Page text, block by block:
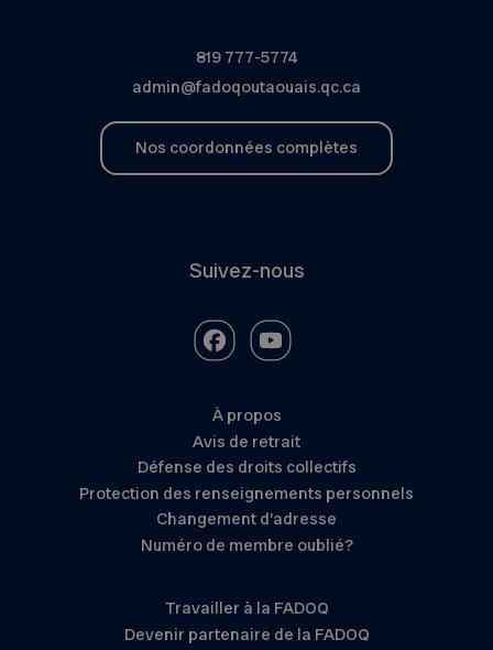
819 777-5774
admin@fadoqoutaouais.qc.ca
Nos coordonnées complètes
Suivez-nous
À propos
Avis de retrait
Défense des droits collectifs
Protection des renseignements personnels
Changement d’adresse
Numéro de membre oublié?
Travailler à la FADOQ
Devenir partenaire de la FADOQ